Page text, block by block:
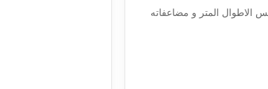
الاطوال المتر و مضاعفاته